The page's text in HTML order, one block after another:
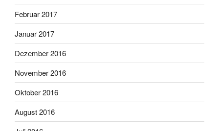
Februar 2017
Januar 2017
Dezember 2016
November 2016
Oktober 2016
August 2016